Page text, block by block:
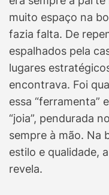
muito espaço na
fazia falta. De
espalhados pela
lugares
encontrava. Foi
essa “ferramenta”
“joia”, pendurada
sempre à mão. Na
estilo e qualidade,
revela.